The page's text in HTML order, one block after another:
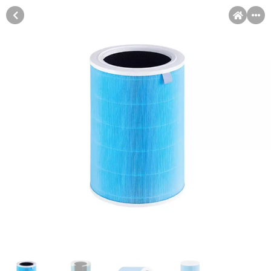
Račun
Pomoć pri kupovini